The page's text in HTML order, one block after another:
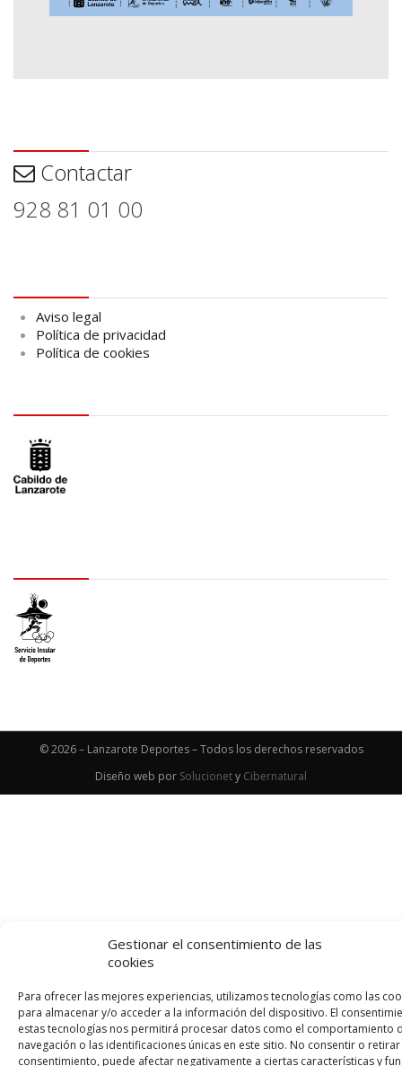
Gestionar el consentimiento de las
cookies
Para ofrecer las mejores experiencias, utilizamos tecnologías como las
para almacenar y/o acceder a la información del dispositivo. El
estas tecnologías nos permitirá procesar datos como el comportamiento
navegación o las identificaciones únicas en este sitio. No consentir o
consentimiento, puede afectar negativamente a ciertas características y
Contactar
928 81 01 00
Aviso legal
Política de privacidad
Política de cookies
© 2026 – Lanzarote Deportes – Todos los derechos reservados
Diseño web por Solucionety Cibernatural